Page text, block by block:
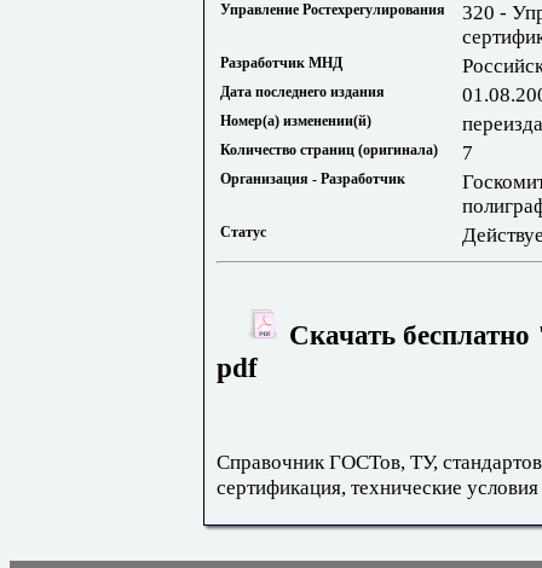
Управление Ростехрегулирования
320 -
Разработчик МНД
Дата последнего издания
Номер(а) изменении(й)
Количество страниц (оригинала) 7
Организация - Разработчик
Статус
Скачать
pdf
Справочник ГОСТов, ТУ,
сертификация, технические условия